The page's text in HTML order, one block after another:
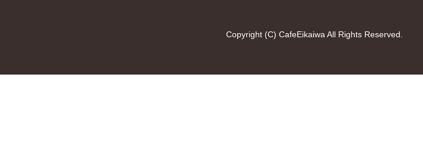
Copyright (C) CafeEikaiwa All Rights Reserved.